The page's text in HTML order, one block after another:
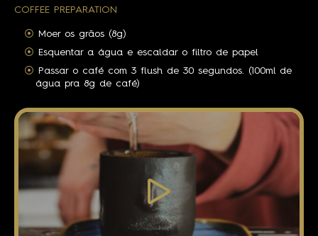
COFFEE PREPARATION
Moer os grãos (8g)
Esquentar a água e escaldar o filtro de papel
Passar o café com 3 flush de 30 segundos. (100ml de
água pra 8g de café)